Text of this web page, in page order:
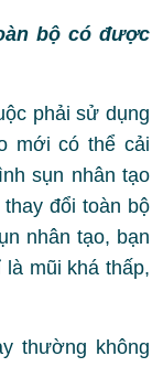
bộ có được
phải sử dụng
mới có thể cải
sụn nhân tạo
đổi toàn bộ
nhân tạo, bạn
mũi khá thấp,
thường không